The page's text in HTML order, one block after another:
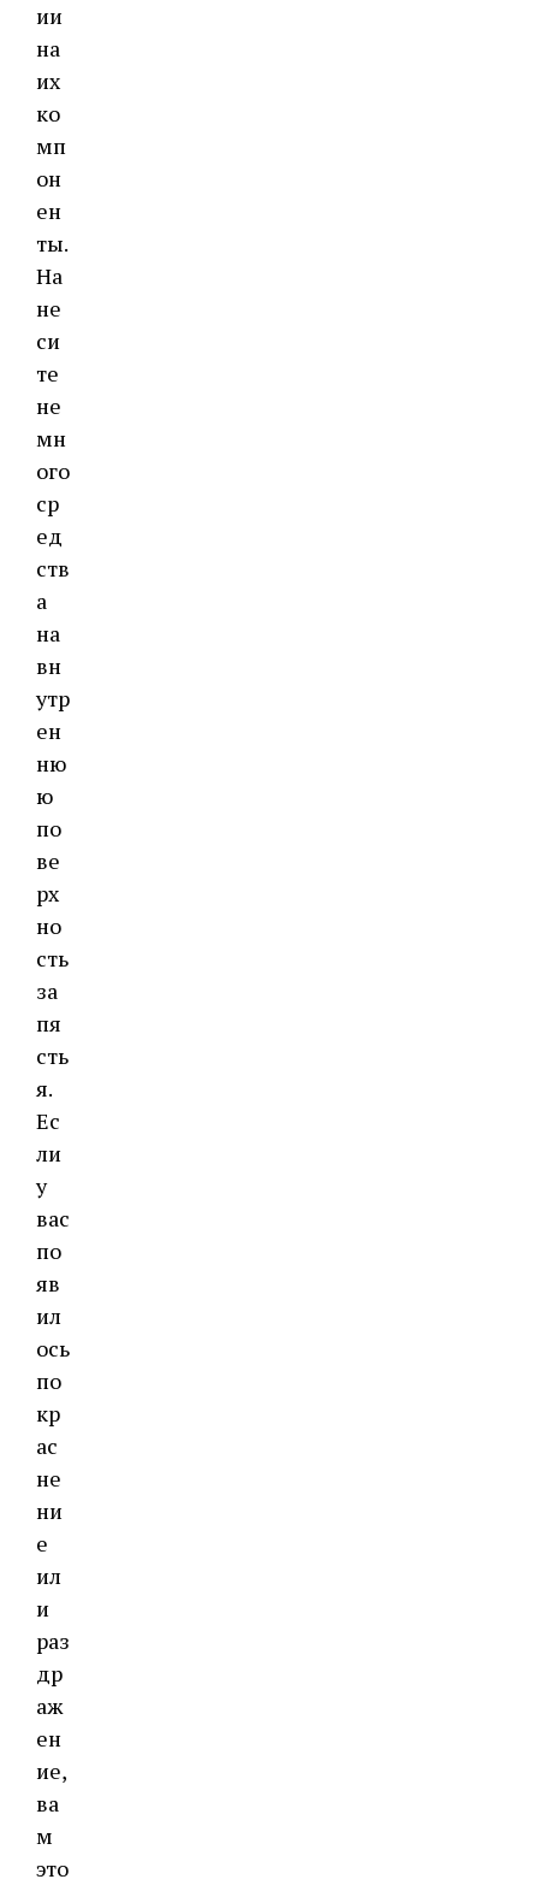
ии
на
их
ко
мп
он
ен
ты.
На
не
си
те
не
мн
ого
ср
ед
ств
а
на
вн
утр
ен
ню
ю
по
ве
рх
но
сть
за
пя
сть
я.
Ес
ли
у
вас
по
яв
ил
ось
по
кр
ас
не
ни
е
ил
и
раз
др
аж
ен
ие,
ва
м
это